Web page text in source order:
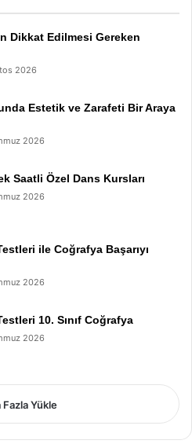
Dikkat Edilmesi Gereken
2026
Estetik ve Zarafeti Bir Araya
2026
Saatli Özel Dans Kursları
2026
ile Coğrafya Başarıyı
2026
10. Sınıf Coğrafya
2026
Fazla Yükle